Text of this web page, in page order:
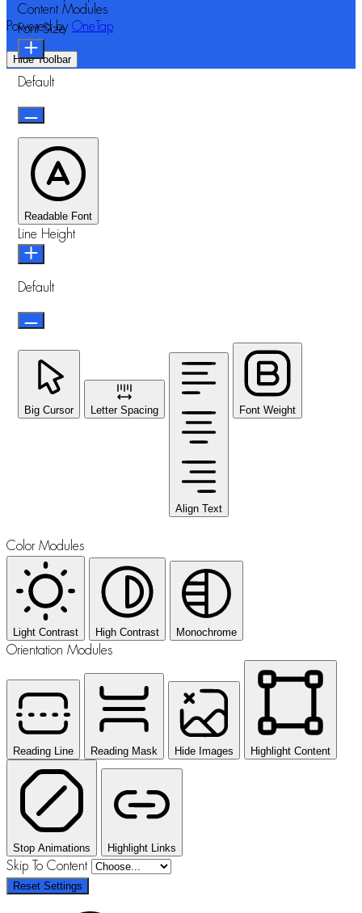
Powered by OneTap
Hide Toolbar
Content Modules
Font Size
Default
Readable Font
Line Height
Default
Big Cursor Letter Spacing
Align Text
Font Weight
Color Modules
Light Contrast High Contrast Monochrome
Orientation Modules
Reading Line Reading Mask Hide Images Highlight Content
Stop Animations Highlight Links
Skip To Content
Reset Settings